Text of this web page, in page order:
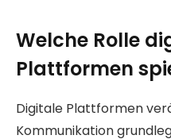
Welche Rolle
Plattformen
Digitale Plattformen
Kommunikation